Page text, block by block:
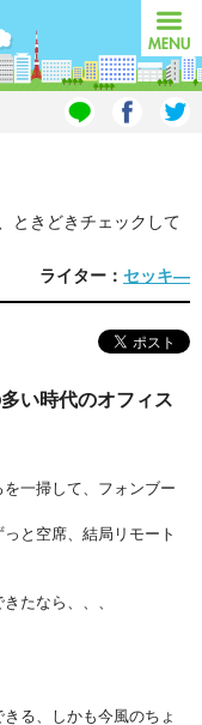
MENU
ときどきチェックして
ライター： セッキ―
い時代のオフィス
一掃して、フォンブー
と空席、結局リモート
たなら、、、
る、しかも今風のちょ